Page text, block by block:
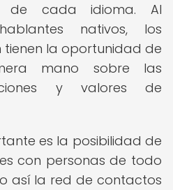
de cada idioma. Al
nativos, los
la oportunidad de
mano sobre las
y valores de
es la posibilidad de
con personas de todo
así la red de contactos